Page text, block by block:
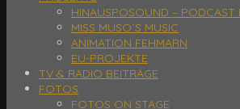
HINAUSPOSOUND – PODCAST
MISS MUSO´S MUSIC
ANIMATION FEHMARN
EU-PROJEKTE
TV & RADIO BEITRÄGE
FOTOS
FOTOS ON STAGE